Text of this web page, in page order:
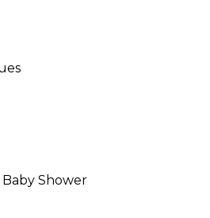
Baby Shower